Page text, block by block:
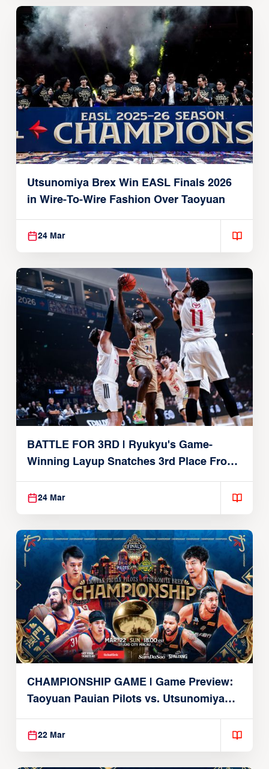
Utsunomiya Brex Win EASL Finals 2026
in Wire-To-Wire Fashion Over Taoyuan
24 Mar
BATTLE FOR 3RD | Ryukyu's Game-
Winning Layup Snatches 3rd Place From
Alvark
24 Mar
CHAMPIONSHIP GAME | Game Preview:
Taoyuan Pauian Pilots vs. Utsunomiya
Brex (March 22, 2026)
22 Mar